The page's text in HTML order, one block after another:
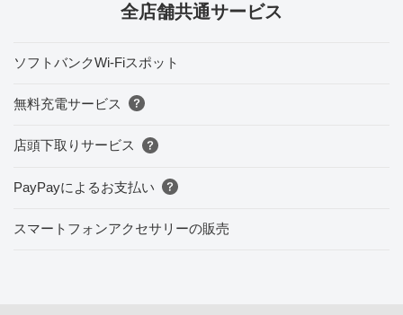
全店舗共通サービス
ソフトバンクWi-Fiスポット
無料充電サービス
店頭下取りサービス
PayPayによるお支払い
スマートフォンアクセサリーの販売